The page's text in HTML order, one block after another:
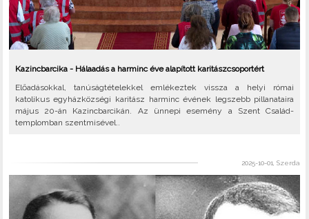
Kazincbarcika - Hálaadás a harminc éve alapított karitászcsoportért
Előadásokkal, tanúságtételekkel emlékeztek vissza a helyi római
katolikus egyházközségi karitász harminc évének legszebb pillanataira
május 20-án Kazincbarcikán. Az ünnepi esemény a Szent Család-
templomban szentmisével..
2025-10-01, Szerda